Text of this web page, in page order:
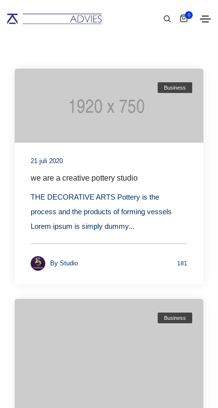
0
Business
21 juli 2020
we are a creative pottery studio
THE DECORATIVE ARTS Pottery is the
process and the products of forming vessels
Lorem ipsum is simply dummy...
By Studio 181
Business